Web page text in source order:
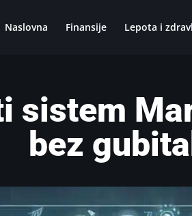
Naslovna Finansije Lepota i
sistem
bez